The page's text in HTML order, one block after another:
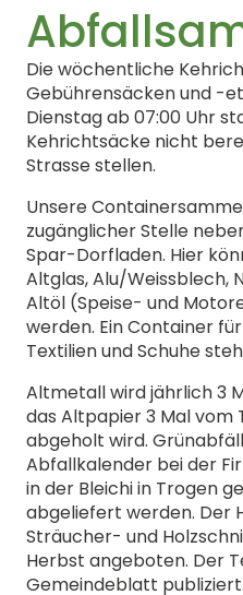
Die wöchentliche
Gebührensäcken und -
Dienstag ab 07:00 Uhr
Kehrichtsäcke nicht
Strasse stellen.
Unsere
zugänglicher Stelle
Spar-Dorfladen. Hier
Altglas, Alu/Weissblech,
Altöl (Speise- und
werden. Ein Container
Textilien und Schuhe
Altmetall wird jährlich 3
das Altpapier 3 Mal vom
abgeholt wird.
Abfallkalender bei der
in der Bleichi in Trogen
abgeliefert werden. Der
Sträucher- und
Herbst angeboten. Der
Gemeindeblatt publiziert.